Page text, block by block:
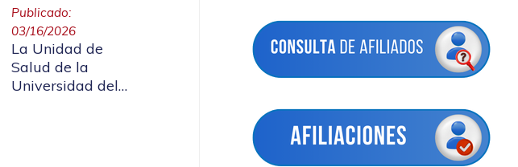
Publicado:
03/16/2026
La Unidad de
Salud de la
Universidad del